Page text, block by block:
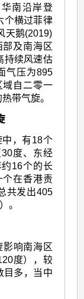
南沿岸登
个横过菲律
天鹅(2019)
部及南海区
持续风速估
气压为895
域自二零一
带气旋。
，有18个
度、东经
16个的长
个在香港责
共发出405
）。
影响南海区
度），较
目多，当中